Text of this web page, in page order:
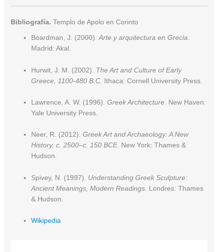
Bibliografía. Templo de Apolo en Corinto
Boardman, J. (2000). Arte y arquitectura en Grecia
Madrid: Akal.
Hurwit, J. M. (2002). The Art and Culture of Early
Greece, 1100-480 B.C. Ithaca: Cornell University Press.
Lawrence, A. W. (1996). Greek Architecture. New Haven:
Yale University Press.
Neer, R. (2012). Greek Art and Archaeology: A New
History, c. 2500–c. 150 BCE. New York: Thames &
Hudson.
Spivey, N. (1997). Understanding Greek Sculpture:
Ancient Meanings, Modern Readings. Londres: Thames
& Hudson.
Wikipedia